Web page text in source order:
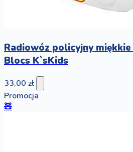
Radiowóz policyjny
Blocs K`sKids
33,00 zł
Promocja
🧸